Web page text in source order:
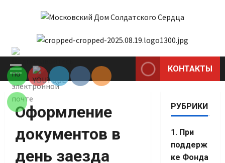
Основное
меню
КОНТАКТЫ
Оформление
документов в
день заезда
РУБРИКИ
1. При
поддерж
ке Фонда
Set Youtube
Channel ID